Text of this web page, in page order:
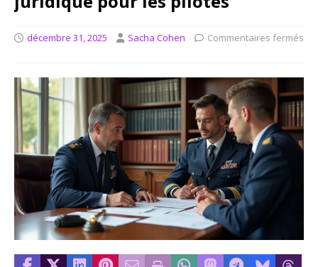
décembre 31, 2025 Sacha Cohen Commentaires fermés